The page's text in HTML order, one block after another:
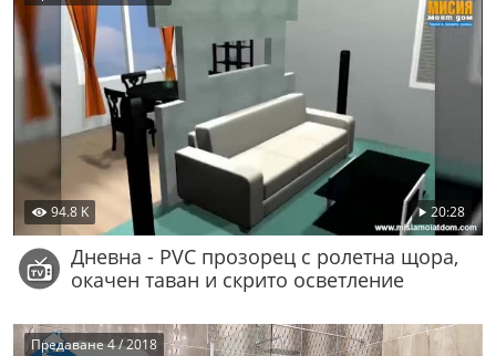
94.8 K 20:28
Дневна - PVC прозорец с ролетна щора,
окачен таван и скрито осветление
Предаване 4 / 2018